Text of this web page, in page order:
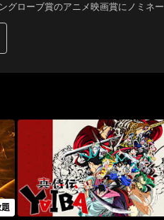
グローブ賞のアニメ映画賞にノミネー
題